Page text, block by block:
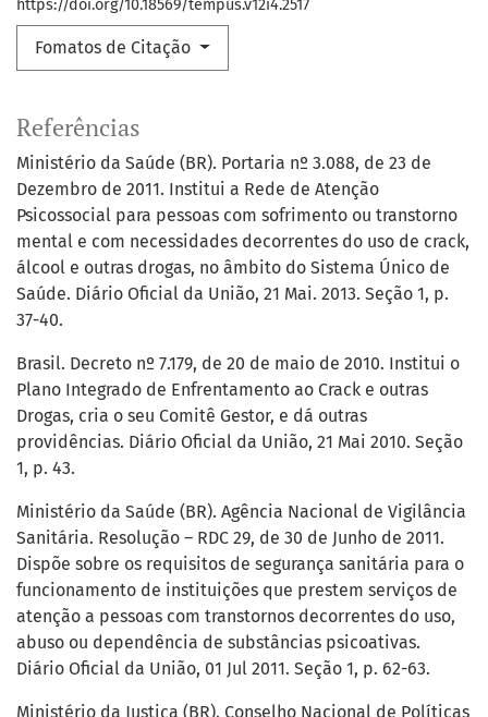
https://doi.org/10.18569/tempus.v12i4.2517
Fomatos de Citação
Referências
Ministério da Saúde (BR). Portaria nº 3.088, de 23 de
Dezembro de 2011. Institui a Rede de Atenção
Psicossocial para pessoas com sofrimento ou transtorno
mental e com necessidades decorrentes do uso de crack,
álcool e outras drogas, no âmbito do Sistema Único de
Saúde. Diário Oficial da União, 21 Mai. 2013. Seção 1, p.
37-40.
Brasil. Decreto nº 7.179, de 20 de maio de 2010. Institui o
Plano Integrado de Enfrentamento ao Crack e outras
Drogas, cria o seu Comitê Gestor, e dá outras
providências. Diário Oficial da União, 21 Mai 2010. Seção
1, p. 43.
Ministério da Saúde (BR). Agência Nacional de Vigilância
Sanitária. Resolução – RDC 29, de 30 de Junho de 2011.
Dispõe sobre os requisitos de segurança sanitária para o
funcionamento de instituições que prestem serviços de
atenção a pessoas com transtornos decorrentes do uso,
abuso ou dependência de substâncias psicoativas.
Diário Oficial da União, 01 Jul 2011. Seção 1, p. 62-63.
Ministério da Justiça (BR). Conselho Nacional de Políticas